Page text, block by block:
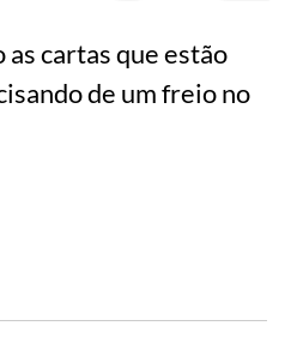
as cartas que estão
de um freio no